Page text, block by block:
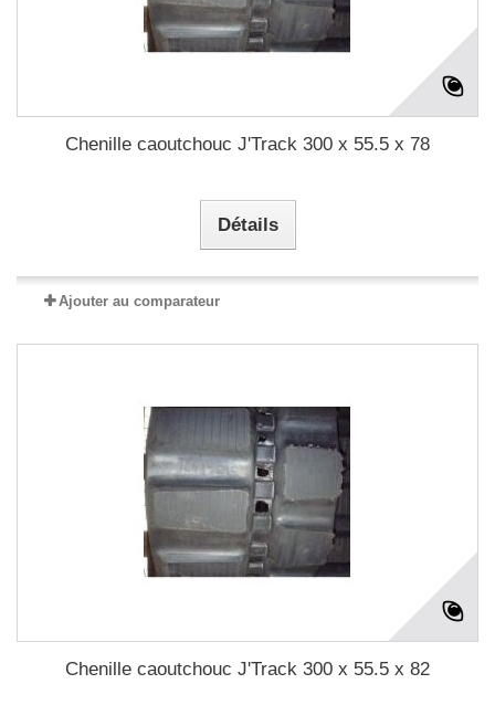
Chenille caoutchouc J'Track 300 x 55.5 x 78
Détails
Ajouter au comparateur
Chenille caoutchouc J'Track 300 x 55.5 x 82